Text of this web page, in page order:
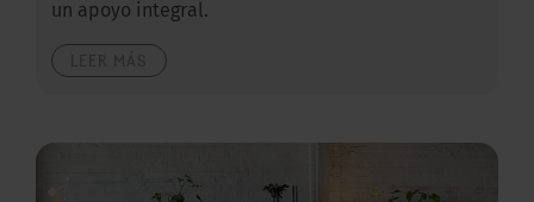
un apoyo integral.